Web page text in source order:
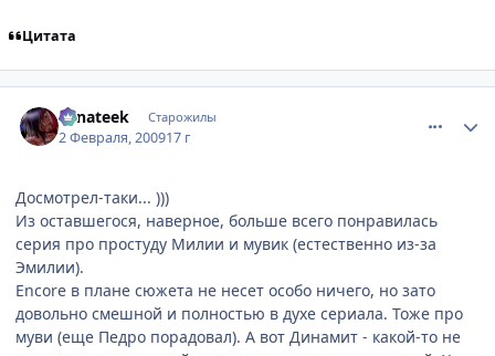
Цитата
Fanateek Старожилы
2 Февраля, 200917 г
Досмотрел-таки... )))
Из оставшегося, наверное, больше всего понравилась
серия про простуду Милии и мувик (естественно из-за
Эмилии).
Encore в плане сюжета не несет особо ничего, но зато
довольно смешной и полностью в духе сериала. Тоже про
муви (еще Педро порадовал). А вот Динамит - какой-то не